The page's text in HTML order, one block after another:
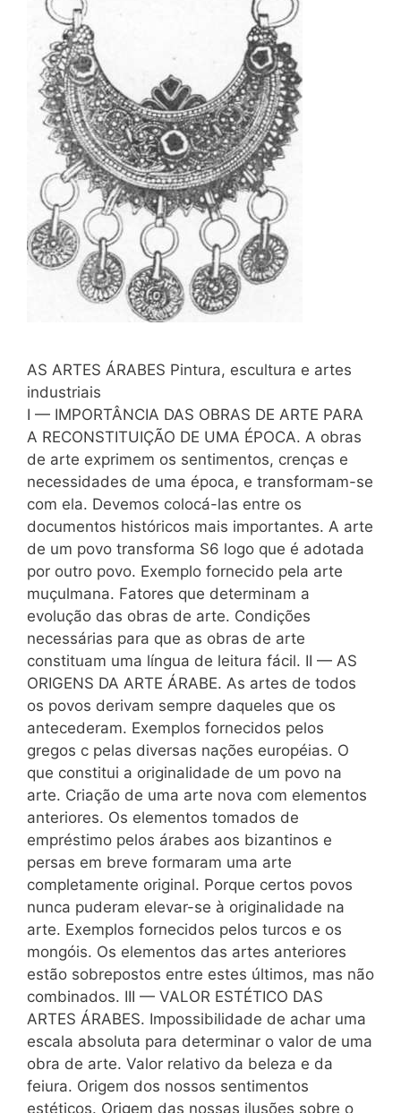
AS ARTES ÁRABES Pintura, escultura e artes
industriais
I — IMPORTÂNCIA DAS OBRAS DE ARTE PARA
A RECONSTITUIÇÃO DE UMA ÉPOCA. A obras
de arte exprimem os sentimentos, crenças e
necessidades de uma época, e transformam-se
com ela. Devemos colocá-las entre os
documentos históricos mais importantes. A arte
de um povo transforma S6 logo que é adotada
por outro povo. Exemplo fornecido pela arte
muçulmana. Fatores que determinam a
evolução das obras de arte. Condições
necessárias para que as obras de arte
constituam uma língua de leitura fácil. II — AS
ORIGENS DA ARTE ÁRABE. As artes de todos
os povos derivam sempre daqueles que os
antecederam. Exemplos fornecidos pelos
gregos c pelas diversas nações européias. O
que constitui a originalidade de um povo na
arte. Criação de uma arte nova com elementos
anteriores. Os elementos tomados de
empréstimo pelos árabes aos bizantinos e
persas em breve formaram uma arte
completamente original. Porque certos povos
nunca puderam elevar-se à originalidade na
arte. Exemplos fornecidos pelos turcos e os
mongóis. Os elementos das artes anteriores
estão sobrepostos entre estes últimos, mas não
combinados. III — VALOR ESTÉTICO DAS
ARTES ÁRABES. Impossibilidade de achar uma
escala absoluta para determinar o valor de uma
obra de arte. Valor relativo da beleza e da
feiura. Origem dos nossos sentimentos
estéticos. Origem das nossas ilusões sobre o